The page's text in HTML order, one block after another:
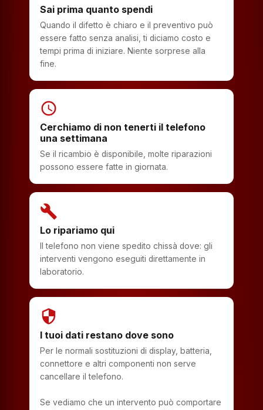
Sai prima quanto spendi
Quando il difetto è chiaro e il preventivo può
essere fatto senza analisi, ti diciamo costo e
tempi prima di iniziare. Niente sorprese alla
fine.
schedule
Cerchiamo di non tenerti il telefono
una settimana
Se il ricambio è disponibile, molte riparazioni
possono essere fatte in giornata.
build
Lo ripariamo qui
Il telefono non viene spedito chissà dove: gli
interventi vengono eseguiti direttamente in
laboratorio.
security
I tuoi dati restano dove sono
Per le normali sostituzioni di display, batteria,
connettore e altri componenti non serve
cancellare il telefono.
Se vediamo che un intervento può comportare